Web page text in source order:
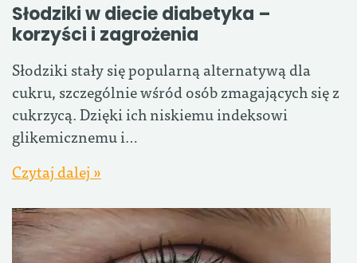
Słodziki w diecie diabetyka –
korzyści i zagrożenia
Słodziki stały się popularną alternatywą dla
cukru, szczególnie wśród osób zmagających się z
cukrzycą. Dzięki ich niskiemu indeksowi
glikemicznemu i…
Czytaj dalej »